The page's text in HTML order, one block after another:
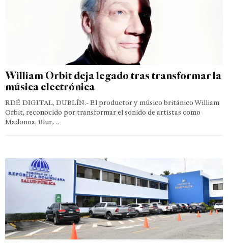
William Orbit deja legado tras transformar la
música electrónica
RDÉ DIGITAL, DUBLÍN.- El productor y músico británico William
Orbit, reconocido por transformar el sonido de artistas como
Madonna, Blur,…